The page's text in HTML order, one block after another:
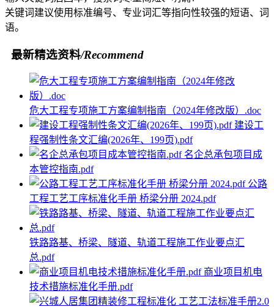
关键词建议使用标准编号、专业词汇等指向性较强的短语、词
语。
最新精选资料/Recommend
危大工程专项施工方案编制指南（2024年修改版）.doc
建设工
程强制性条文汇编(2026年、199页).pdf
名企总承包项目成
本管控指南.pdf
公路
工程工艺工序标准化手册 桥梁分册 2024.pdf
铁路路基、桥梁、隧道、轨道工程施工作业要点汇
总.pdf
商业项目机电
技术措施标准化手册.pdf